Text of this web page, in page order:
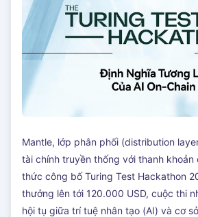
Mantle, lớp phân phối (distribution
tài chính truyền thống với thanh khoản
thức công bố Turing Test Hackathon
thưởng lên tới 120.000 USD, cuộc thi
hội tụ giữa trí tuệ nhân tạo (AI) và cơ